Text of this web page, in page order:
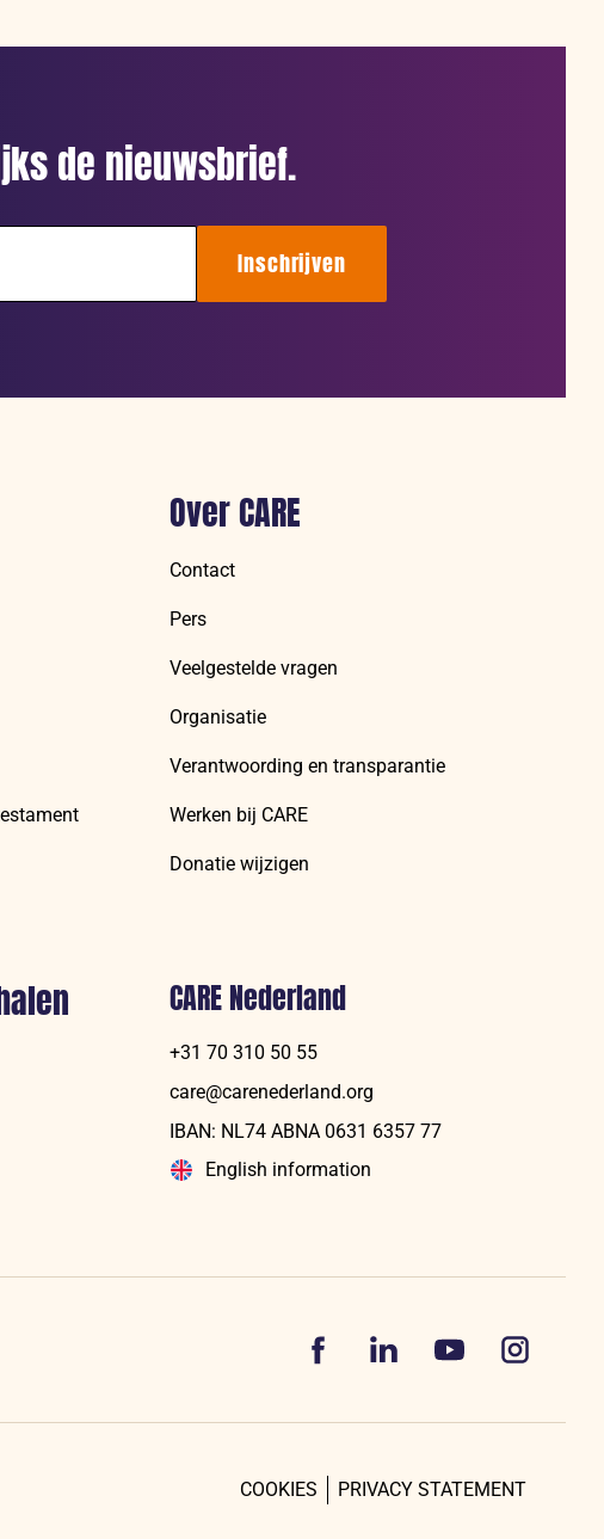
de nieuwsbrief.
Inschrijven
Over CARE
Contact
Pers
Veelgestelde vragen
Organisatie
Verantwoording en transparantie
Werken bij CARE
Donatie wijzigen
CARE Nederland
+31 70 310 50 55
care@carenederland.org
IBAN: NL74 ABNA 06‍31 6‍357‍ 77
English information
FacebookLinkedInYouTubeInstagram
COOKIES PRIVACY STATEMENT